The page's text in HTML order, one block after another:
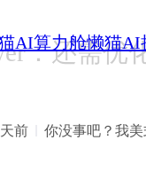
AI算力舱懒猫AI
：还需
前 你没事吧？我美